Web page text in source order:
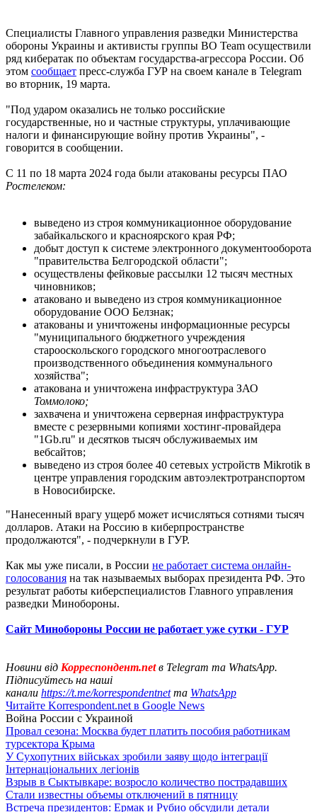
Специалисты Главного управления разведки Министерства
обороны Украины и активисты группы BO Team осуществили
ряд кибератак по объектам государства-агрессора России. Об
этом сообщает пресс-служба ГУР на своем канале в Telegram
во вторник, 19 марта.
"Под ударом оказались не только российские
государственные, но и частные структуры, уплачивающие
налоги и финансирующие войну против Украины", -
говорится в сообщении.
С 11 по 18 марта 2024 года были атакованы ресурсы ПАО
Ростелеком:
выведено из строя коммуникационное оборудование
забайкальского и красноярского края РФ;
добыт доступ к системе электронного документооборота
"правительства Белгородской области";
осуществлены фейковые рассылки 12 тысяч местных
чиновников;
атаковано и выведено из строя коммуникационное
оборудование ООО Белзнак;
атакованы и уничтожены информационные ресурсы
"муниципального бюджетного учреждения
старооскольского городского многоотраслевого
производственного объединения коммунального
хозяйства";
атакована и уничтожена инфраструктура ЗАО
Томмолоко;
захвачена и уничтожена серверная инфраструктура
вместе с резервными копиями хостинг-провайдера
"1Gb.ru" и десятков тысяч обслуживаемых им
вебсайтов;
выведено из строя более 40 сетевых устройств Mikrotik в
центре управления городским автоэлектротранспортом
в Новосибирске.
"Нанесенный врагу ущерб может исчисляться сотнями тысяч
долларов. Атаки на Россию в киберпространстве
продолжаются", - подчеркнули в ГУР.
Как мы уже писали, в России не работает система онлайн-
голосования на так называемых выборах президента РФ. Это
результат работы киберспециалистов Главного управления
разведки Минобороны.
Сайт Минобороны России не работает уже сутки - ГУР
Новини від Корреспондент.netв Telegram та WhatsApp.
Підписуйтесь на наші
канали https://t.me/korrespondentnetта WhatsApp
Читайте Korrespondent.net в Google News
Война России с Украиной
Провал сезона: Москва будет платить пособия работникам
турсектора Крыма
У Сухопутних військах зробили заяву щодо інтеграції
Інтернаціональних легіонів
Взрыв в Сыктывкаре: возросло количество пострадавших
Стали известны объемы отключений в пятницу
Встреча президентов: Ермак и Рубио обсудили детали